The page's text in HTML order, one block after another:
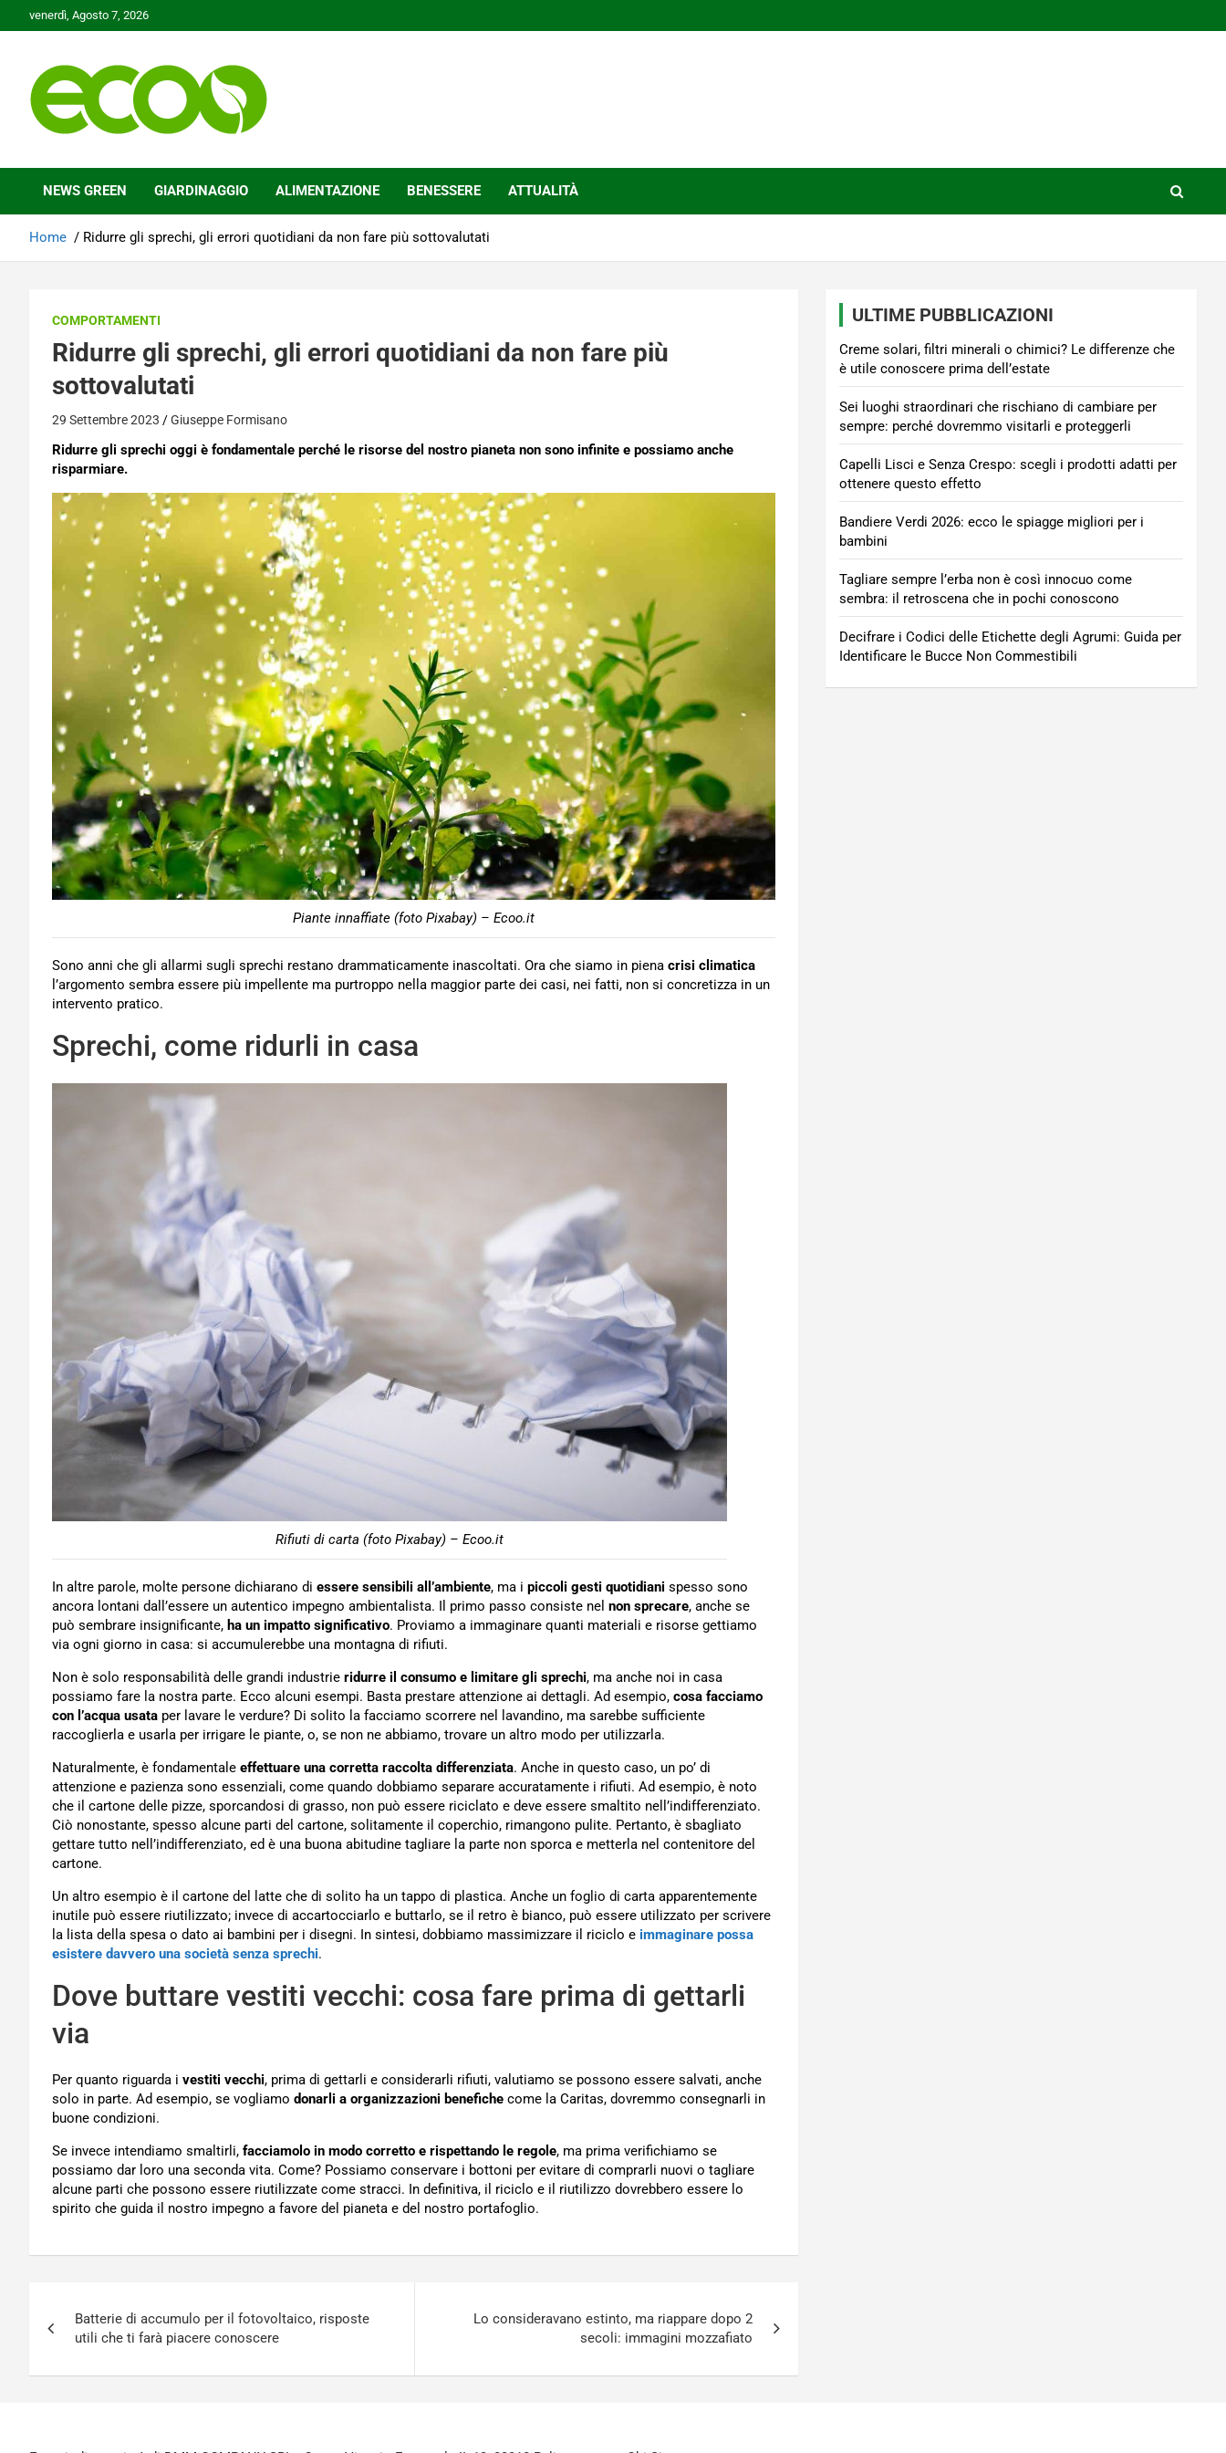
to
venerdì, Agosto 7, 2026
Ecoo.it
NEWS GREEN GIARDINAGGIO ALIMENTAZIONE BENESSERE ATTUALITÀ
Home Ridurre gli sprechi, gli errori quotidiani da non fare più sottovalutati
COMPORTAMENTI
Ridurre gli sprechi, gli errori quotidiani da non fare più
sottovalutati
29 Settembre 2023 Giuseppe Formisano
Ridurre gli sprechi oggi è fondamentale perché le risorse del nostro pianeta non sono infinite e possiamo anche
risparmiare.
Piante innaffiate (foto Pixabay) – Ecoo.it
Sono anni che gli allarmi sugli sprechi restano drammaticamente inascoltati. Ora che siamo in piena crisi climatica
l’argomento sembra essere più impellente ma purtroppo nella maggior parte dei casi, nei fatti, non si concretizza in un
intervento pratico.
Sprechi, come ridurli in casa
Rifiuti di carta (foto Pixabay) – Ecoo.it
In altre parole, molte persone dichiarano di essere sensibili all’ambiente, ma i piccoli gesti quotidiani spesso sono
ancora lontani dall’essere un autentico impegno ambientalista. Il primo passo consiste nel non sprecare, anche se
può sembrare insignificante, ha un impatto significativo. Proviamo a immaginare quanti materiali e risorse gettiamo
via ogni giorno in casa: si accumulerebbe una montagna di rifiuti.
Non è solo responsabilità delle grandi industrie ridurre il consumo e limitare gli sprechi, ma anche noi in casa
possiamo fare la nostra parte. Ecco alcuni esempi. Basta prestare attenzione ai dettagli. Ad esempio, cosa facciamo
con l’acqua usata per lavare le verdure? Di solito la facciamo scorrere nel lavandino, ma sarebbe sufficiente
raccoglierla e usarla per irrigare le piante, o, se non ne abbiamo, trovare un altro modo per utilizzarla.
Naturalmente, è fondamentale effettuare una corretta raccolta differenziata. Anche in questo caso, un po’ di
attenzione e pazienza sono essenziali, come quando dobbiamo separare accuratamente i rifiuti. Ad esempio, è noto
che il cartone delle pizze, sporcandosi di grasso, non può essere riciclato e deve essere smaltito nell’indifferenziato.
Ciò nonostante, spesso alcune parti del cartone, solitamente il coperchio, rimangono pulite. Pertanto, è sbagliato
gettare tutto nell’indifferenziato, ed è una buona abitudine tagliare la parte non sporca e metterla nel contenitore del
cartone.
Un altro esempio è il cartone del latte che di solito ha un tappo di plastica. Anche un foglio di carta apparentemente
inutile può essere riutilizzato; invece di accartocciarlo e buttarlo, se il retro è bianco, può essere utilizzato per scrivere
la lista della spesa o dato ai bambini per i disegni. In sintesi, dobbiamo massimizzare il riciclo e immaginare possa
esistere davvero una società senza sprechi.
Dove buttare vestiti vecchi: cosa fare prima di gettarli
via
Per quanto riguarda i vestiti vecchi, prima di gettarli e considerarli rifiuti, valutiamo se possono essere salvati, anche
solo in parte. Ad esempio, se vogliamo donarli a organizzazioni benefiche come la Caritas, dovremmo consegnarli in
buone condizioni.
Se invece intendiamo smaltirli, facciamolo in modo corretto e rispettando le regole, ma prima verifichiamo se
possiamo dar loro una seconda vita. Come? Possiamo conservare i bottoni per evitare di comprarli nuovi o tagliare
alcune parti che possono essere riutilizzate come stracci. In definitiva, il riciclo e il riutilizzo dovrebbero essere lo
spirito che guida il nostro impegno a favore del pianeta e del nostro portafoglio.
articoli
Batterie di accumulo per il fotovoltaico, risposte
utili che ti farà piacere conoscere
Lo consideravano estinto, ma riappare dopo 2
secoli: immagini mozzafiato
ULTIME PUBBLICAZIONI
Creme solari, filtri minerali o chimici? Le differenze che
è utile conoscere prima dell’estate
Sei luoghi straordinari che rischiano di cambiare per
sempre: perché dovremmo visitarli e proteggerli
Capelli Lisci e Senza Crespo: scegli i prodotti adatti per
ottenere questo effetto
Bandiere Verdi 2026: ecco le spiagge migliori per i
bambini
Tagliare sempre l’erba non è così innocuo come
sembra: il retroscena che in pochi conoscono
Decifrare i Codici delle Etichette degli Agrumi: Guida per
Identificare le Bucce Non Commestibili